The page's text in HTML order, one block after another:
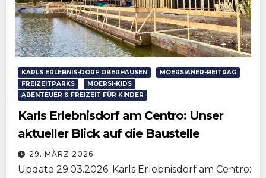
KARLS ERLEBNIS-DORF OBERHAUSEN
MOERSIANER-BEITRAG
FREIZEITPARKS
MOERSI-KIDS
ABENTEUER & FREIZEIT FÜR KINDER
Karls Erlebnisdorf am Centro: Unser
aktueller Blick auf die Baustelle
29. MÄRZ 2026
Update 29.03.2026: Karls Erlebnisdorf am Centro: